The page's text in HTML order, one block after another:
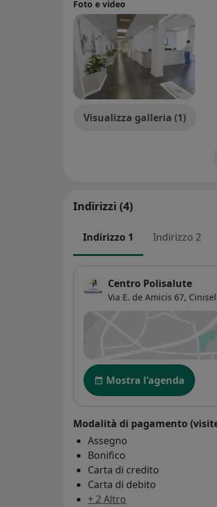
Foto e video
Visualizza galleria (1)
Indirizzi (4)
Indirizzo 1 Indirizzo 2
Centro Polisalute
Via E. de Amicis 67,
Disponibilità
Mostra l'agenda
Modalità di pagamento
Assegno
Bonifico
Carta di credito
Carta di debito
+ 2 Altro